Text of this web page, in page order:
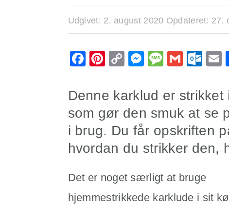
Udgivet: 2. august 2020 Opdateret: 27.
Facebook
Pinterest
CopyMessenger
Message
Gmail
Denne karklud er strikket
som gør den smuk at se
i brug. Du får opskriften
hvordan du strikker den,
Det er noget særligt at bruge
hjemmestrikkede karklude i sit